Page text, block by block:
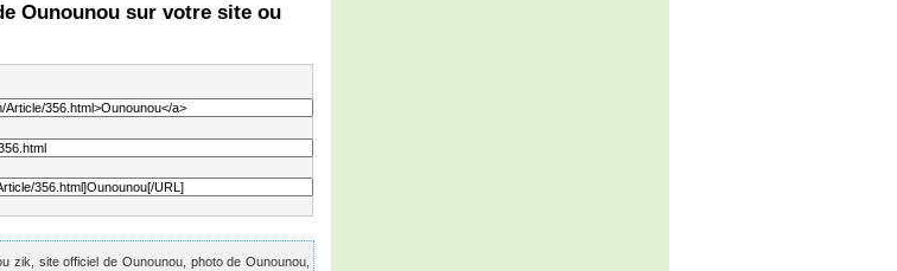
Ounounou sur votre site ou
zik, site officiel de Ounounou, photo de Ounounou,